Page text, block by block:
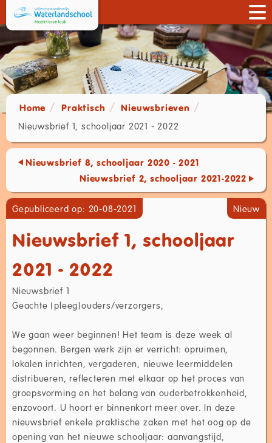
Home Praktisch
Nieuwsbrieven
Nieuwsbrief 1, schooljaar 2021 - 2022
Nieuwsbrief 8, schooljaar 2020 - 2021
Nieuwsbrief 2, schooljaar 2021-2022
Gepubliceerd op: 20-08-2021 Nieuw
Nieuwsbrief 1, schooljaar
2021 - 2022
Nieuwsbrief 1
Geachte (pleeg)ouders/verzorgers,
We gaan weer beginnen! Het team is deze week al
begonnen. Bergen werk zijn er verricht: opruimen,
lokalen inrichten, vergaderen, nieuwe leermiddelen
distribueren, reflecteren met elkaar op het proces van
groepsvorming en het belang van ouderbetrokkenheid,
enzovoort. U hoort er binnenkort meer over. In deze
nieuwsbrief enkele praktische zaken met het oog op de
opening van het nieuwe schooljaar: aanvangstijd,